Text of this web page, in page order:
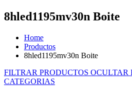
8hled1195mv30n Boite
Home
Productos
8hled1195mv30n Boite
FILTRAR PRODUCTOS OCULTAR
CATEGORIAS